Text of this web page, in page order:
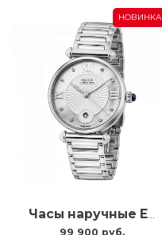
НОВИНКА
Часы наручные Epos 8000.700.20.88.30
99 900 руб.